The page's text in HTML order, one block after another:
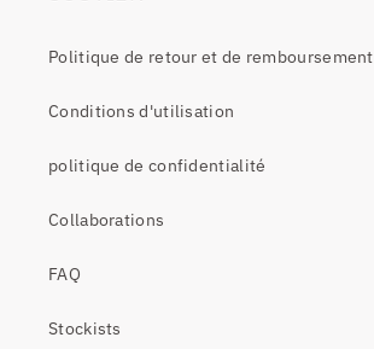
Politique de retour et de remboursement
Conditions d'utilisation
politique de confidentialité
Collaborations
FAQ
Stockists